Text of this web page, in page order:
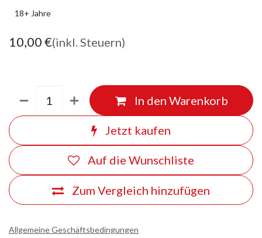
18+ Jahre
10,00€(inkl. Steuern)
In den Warenkorb
Jetzt kaufen
Zum Vergleich hinzufügen
Auf die Wunschliste
Allgemeine Geschäftsbedingungen